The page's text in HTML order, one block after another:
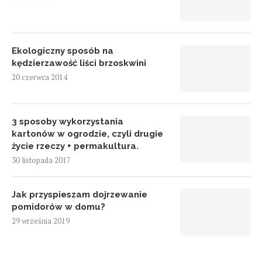
Ekologiczny sposób na
kędzierzawość liści brzoskwini
20 czerwca 2014
3 sposoby wykorzystania
kartonów w ogrodzie, czyli drugie
życie rzeczy + permakultura.
30 listopada 2017
Jak przyspieszam dojrzewanie
pomidorów w domu?
29 września 2019